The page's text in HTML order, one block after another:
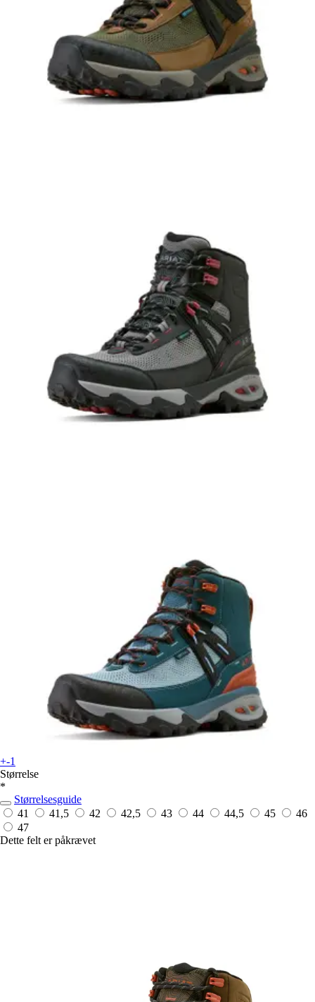
+-1
Størrelse
*
Størrelsesguide
41
41,5 42 42,5 43 44 44,5 45
46
47
Dette felt er påkrævet